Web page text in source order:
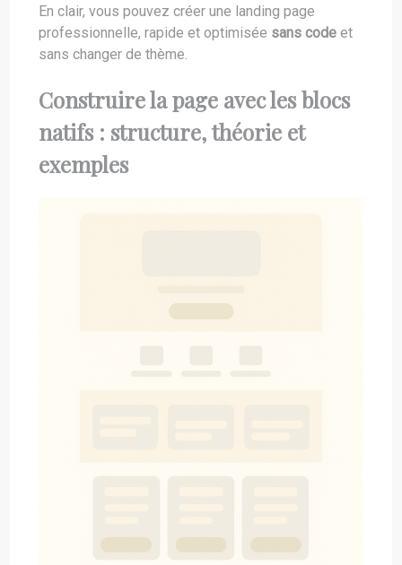
En clair, vous pouvez créer une landing page
professionnelle, rapide et optimisée sans code et
sans changer de thème.
Construire la page avec les blocs
natifs : structure, théorie et
exemples